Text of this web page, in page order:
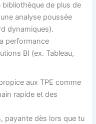
de plus de
analyse poussée
dynamiques).
performance
BI (ex. Tableau,
aux TPE comme
rapide et des
payante dès lors que tu